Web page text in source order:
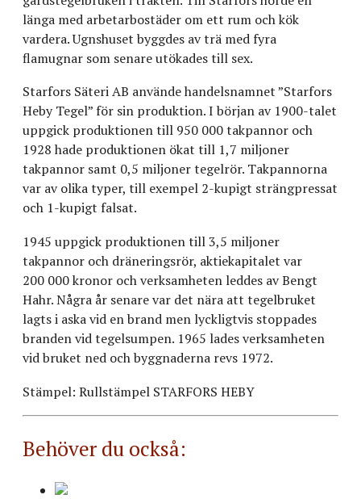
länga med arbetarbostäder om ett rum och kök
vardera. Ugnshuset byggdes av trä med fyra
flamugnar som senare utökades till sex.
Starfors Säteri AB använde handelsnamnet ”Starfors
Heby Tegel” för sin produktion. I början av 1900-talet
uppgick produktionen till 950 000 takpannor och
1928 hade produktionen ökat till 1,7 miljoner
takpannor samt 0,5 miljoner tegelrör. Takpannorna
var av olika typer, till exempel 2-kupigt strängpressat
och 1-kupigt falsat.
1945 uppgick produktionen till 3,5 miljoner
takpannor och dräneringsrör, aktiekapitalet var
200 000 kronor och verksamheten leddes av Bengt
Hahr. Några år senare var det nära att tegelbruket
lagts i aska vid en brand men lyckligtvis stoppades
branden vid tegelsumpen. 1965 lades verksamheten
vid bruket ned och byggnaderna revs 1972.
Stämpel: Rullstämpel STARFORS HEBY
Behöver du också: